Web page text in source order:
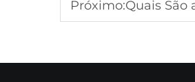
Próximo:Quais São